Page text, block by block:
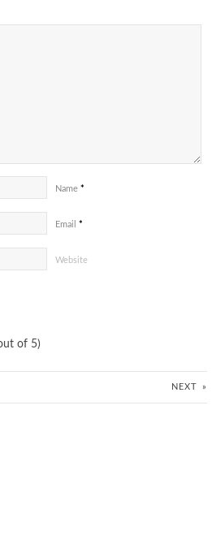
Name *
Email *
Website
of 5)
NEXT »